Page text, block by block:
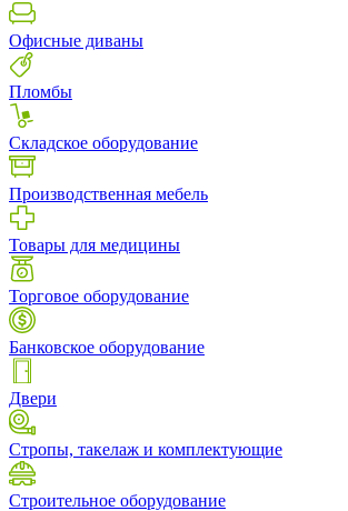
Офисные диваны
Пломбы
Складское оборудование
Производственная мебель
Товары для медицины
Торговое оборудование
Банковское оборудование
Двери
Стропы, такелаж и комплектующие
Строительное оборудование